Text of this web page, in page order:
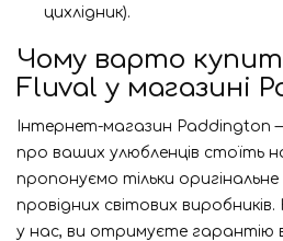
цихлідник).
Чому варто
Fluval у магазині
Інтернет-магазин Paddington
про ваших улюбленців стоїть
пропонуємо тільки
провідних світових
у нас, ви отримуєте гарантію